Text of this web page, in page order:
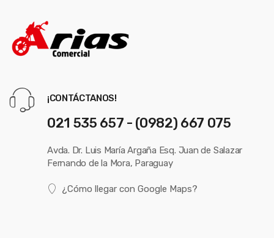
¡CONTÁCTANOS!
021 535 657 - (0982) 667 075
Avda. Dr. Luis María Argaña Esq. Juan de Salazar
Fernando de la Mora, Paraguay
¿Cómo llegar con Google Maps?